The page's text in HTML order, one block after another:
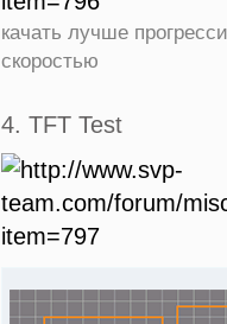
качать лучше
скоростью
4. TFT Test